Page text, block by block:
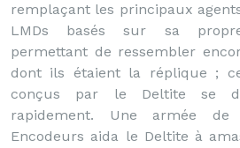
remplaçant les principaux
LMDs basés sur sa
permettant de ressembler
dont ils étaient la réplique ;
conçus par le Deltite se
rapidement. Une armée de
Encodeurs aida le Deltite à